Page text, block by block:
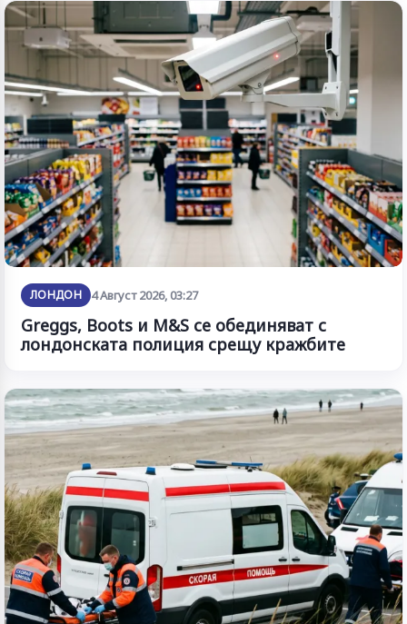
ЛОНДОН 4 Август 2026, 03:27
Greggs, Boots и M&S се обединяват с
лондонската полиция срещу кражбите